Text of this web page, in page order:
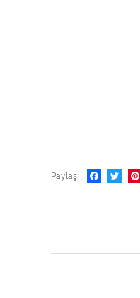
Paylaş